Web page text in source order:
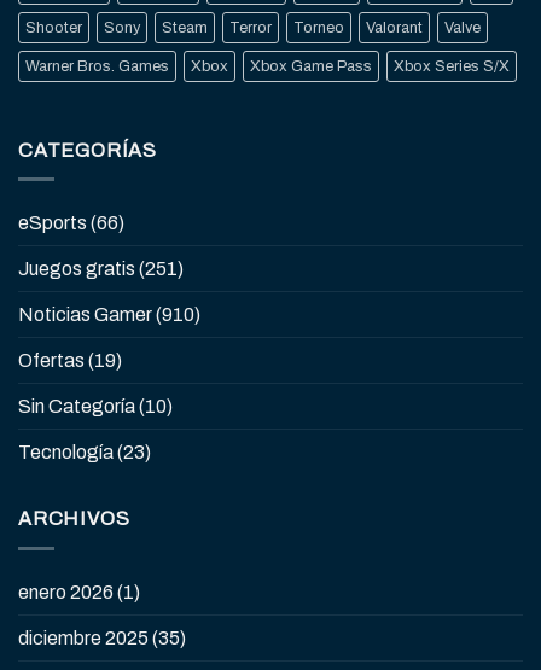
Shooter Sony Steam Terror Torneo Valorant Valve
Warner Bros. Games Xbox Xbox Game Pass Xbox Series S/X
CATEGORÍAS
eSports (66)
Juegos gratis (251)
Noticias Gamer(910)
Ofertas (19)
Sin Categoría(10)
Tecnología(23)
ARCHIVOS
enero 2026 (1)
diciembre 2025 (35)